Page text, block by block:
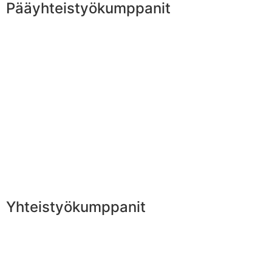
Pääyhteistyökumppanit
Yhteistyökumppanit